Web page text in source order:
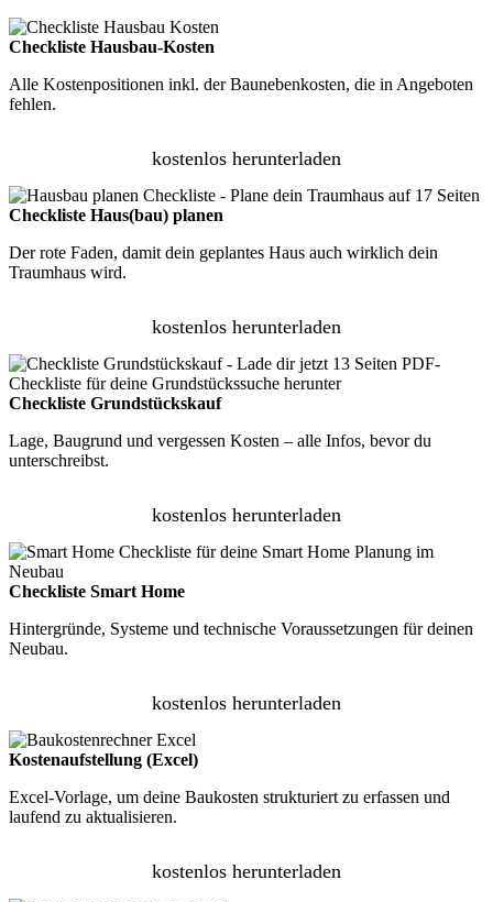
Checkliste Hausbau-Kosten
Alle Kostenpositionen inkl. der Baunebenkosten, die in Angeboten
fehlen.
kostenlos herunterladen
Checkliste Haus(bau) planen
Der rote Faden, damit dein geplantes Haus auch wirklich dein
Traumhaus wird.
kostenlos herunterladen
Checkliste Grundstückskauf
Lage, Baugrund und vergessen Kosten – alle Infos, bevor du
unterschreibst.
kostenlos herunterladen
Checkliste Smart Home
Hintergründe, Systeme und technische Voraussetzungen für deinen
Neubau.
kostenlos herunterladen
Kostenaufstellung (Excel)
Excel-Vorlage, um deine Baukosten strukturiert zu erfassen und
laufend zu aktualisieren.
kostenlos herunterladen